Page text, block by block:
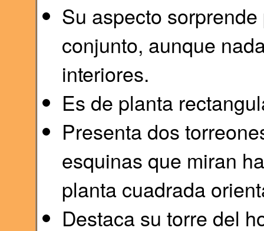
Su aspecto
conjunto, aunque
interiores.
Es de planta
Presenta dos
esquinas que miran
planta cuadrada
Destaca su torre del